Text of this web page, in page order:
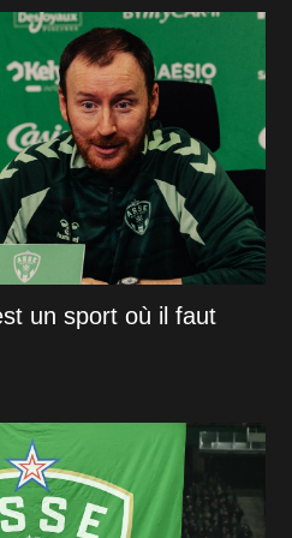
un sport où il faut